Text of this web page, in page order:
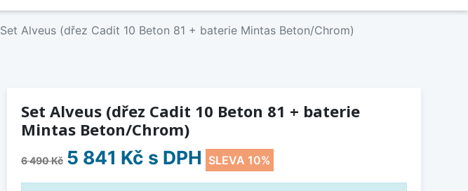
Set Alveus (dřez Cadit 10 Beton 81 + baterie Mintas Beton/Chrom)
Set Alveus (dřez Cadit 10 Beton 81 + baterie
Mintas Beton/Chrom)
6 490 Kč 5 841 Kč s DPH SLEVA 10%